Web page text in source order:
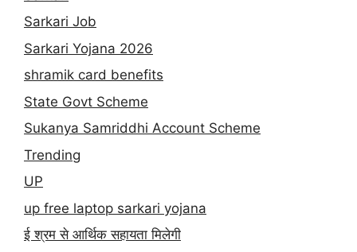
Sarkari Job
Sarkari Yojana 2026
shramik card benefits
State Govt Scheme
Sukanya Samriddhi Account Scheme
Trending
UP
up free laptop sarkari yojana
ई श्रम से आर्थिक सहायता मिलेगी